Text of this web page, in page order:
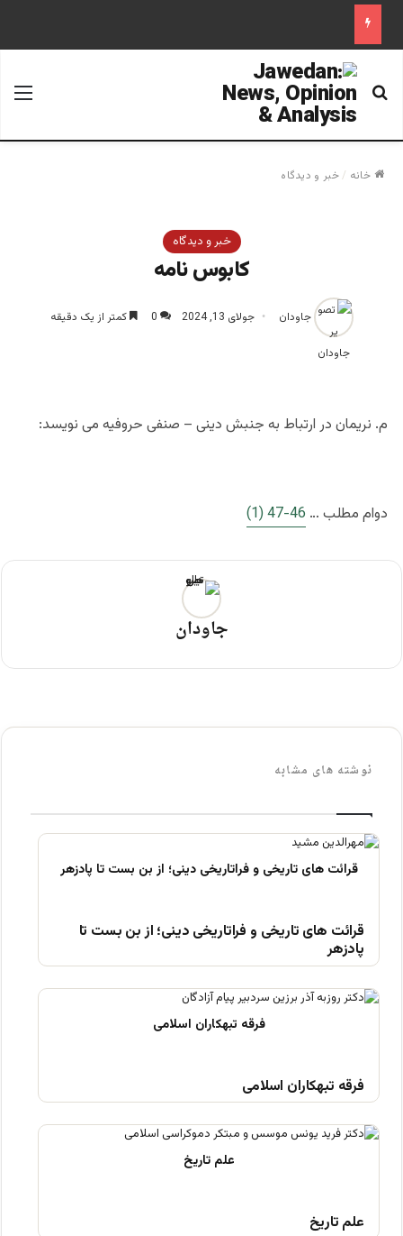
جستجو برای
خانه /خبر و دیدگاه
خبر و دیدگاه
کابوس نامه
جاودان جولای 13, 2024 0 کمتر از یک دقیقه
م. نریمان در ارتباط به جنبش دینی – صنفی حروفیه می نویسد:
دوام مطلب … 46-47 (1)
جاودان
نوشته های مشابه
قرائت های تاریخی و فراتاریخی دینی؛ از بن بست تا
پادزهر
فرقه تبهکاران اسلامی
علم تاریخ